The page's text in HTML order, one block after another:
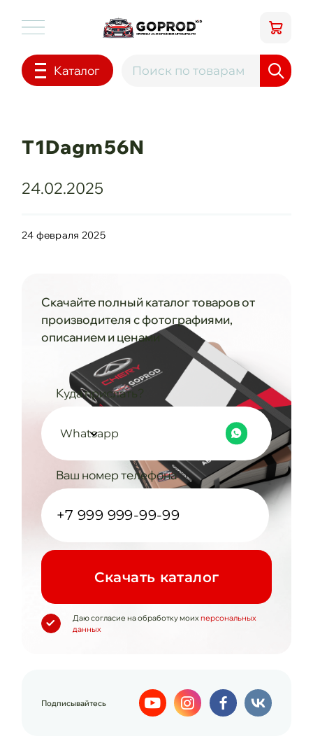
Каталог
T1Dagm56N
24.02.2025
24 февраля 2025
Скачайте полный каталог товаров от
производителя с фотографиями,
описанием и ценами
Куда прислать?
Whatsapp
Ваш номер телефона
Cкачать каталог
Даю согласие на обработку моих персональных
данных
Подписывайтесь